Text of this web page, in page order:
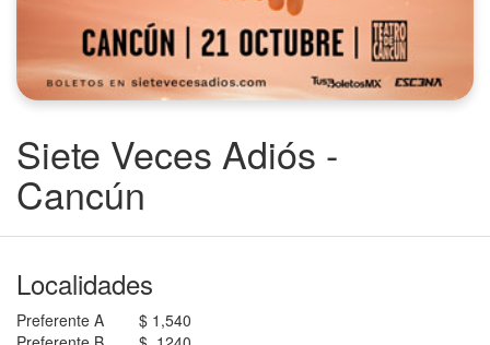
Siete Veces Adiós -
Cancún
Localidades
Preferente A
$ 1,540